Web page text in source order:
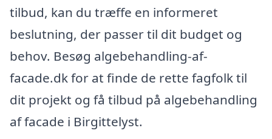
tilbud, kan du træffe en informeret
beslutning, der passer til dit budget og
behov. Besøg algebehandling-af-
facade.dk for at finde de rette fagfolk til
dit projekt og få tilbud på algebehandling
af facade i Birgittelyst.